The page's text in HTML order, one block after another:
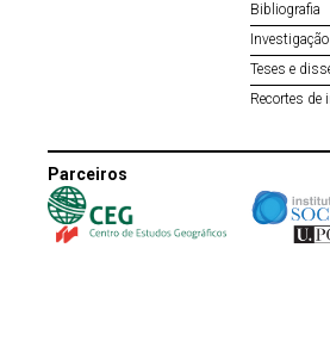
Bibliografia
Investigação
Teses e
Recortes de
Parceiros